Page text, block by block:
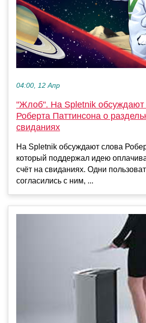
04:00, 12 Апр
"Жлоб". На Spletnik обсуждают
Роберта Паттинсона о
свиданиях
На Spletnik обсуждают слова
который поддержал идею
счёт на свиданиях. Одни
согласились с ним, ...